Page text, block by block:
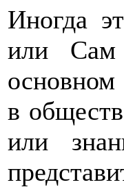
Иногда
или Сам
основном
в
или